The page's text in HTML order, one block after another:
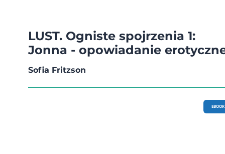
LUST. Ogniste spojrzenia 1:
Jonna - opowiadanie
Sofia Fritzson
EBOOK